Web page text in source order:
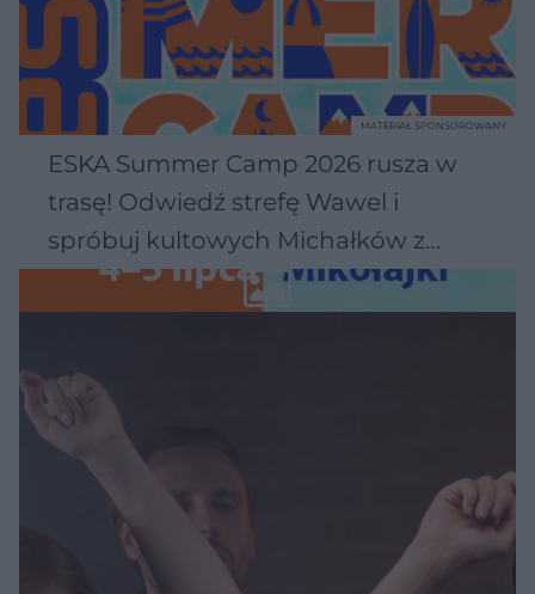
ESKA Summer Camp 2026 rusza w
trasę! Odwiedź strefę Wawel i
spróbuj kultowych Michałków z
Wawelu
MATERIAŁ SPONSOROWANY